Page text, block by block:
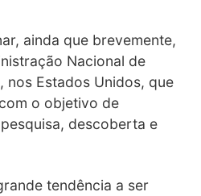
ainda que brevemente,
Nacional de
nos Estados Unidos, que
o objetivo de
descoberta e
tendência a ser